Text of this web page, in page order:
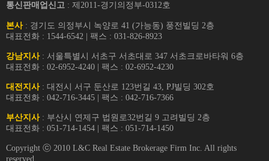
통신판매업신고 : 제2011-경기의정부-0312호
본사: 경기도 의정부시 녹양로 41 (가능동) 풍전빌딩 2층
대표전화 : 1544-6542 | 팩스 : 031-826-8923
강남지사: 서울특별시 서초구 서초대로 347 서초크로바타워 6층
대표전화 : 02-6952-4240 | 팩스 : 02-6952-4230
대전지사: 대전시 서구 둔산로 123번길 43, PJ빌딩 302호
대표전화 : 042-716-3445 | 팩스 : 042-716-7366
부산지사: 부산시 연제구 법원로32번길 9 고려빌딩 2층
대표전화 : 051-714-1454 | 팩스 : 051-714-1450
Copyright ⓒ 2010 L&C Real Estate Brokerage Firm Inc. All rights
reserved.